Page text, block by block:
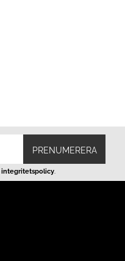
PRENUMERERA
integritetspolicy.